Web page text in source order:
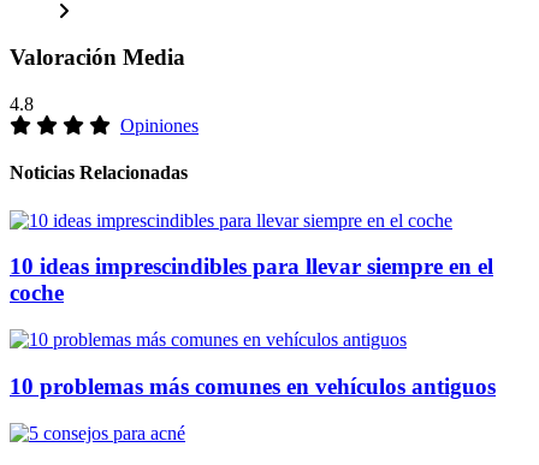
Valoración Media
4.8
Opiniones
Noticias Relacionadas
10 ideas imprescindibles para llevar siempre en el
coche
10 problemas más comunes en vehículos antiguos